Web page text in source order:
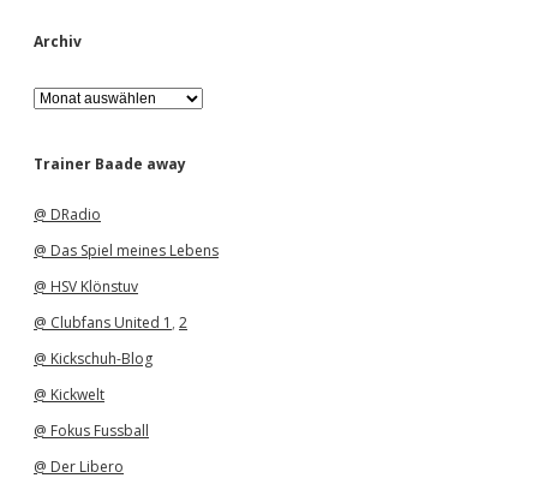
Archiv
A
r
h
Trainer Baade away
@ DRadio
@ Das Spiel meines Lebens
@ HSV Klönstuv
@ Clubfans United 1 , 2
@ Kickschuh-Blog
@ Kickwelt
@ Fokus Fussball
@ Der Libero